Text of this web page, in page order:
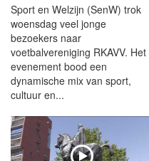
Sport en Welzijn (SenW) trok
woensdag veel jonge
bezoekers naar
voetbalvereniging RKAVV. Het
evenement bood een
dynamische mix van sport,
cultuur en...